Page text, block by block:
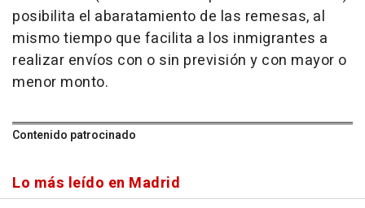
posibilita el abaratamiento de las remesas, al
mismo tiempo que facilita a los inmigrantes a
realizar envíos con o sin previsión y con mayor o
menor monto.
Contenido patrocinado
Lo más leído en Madrid